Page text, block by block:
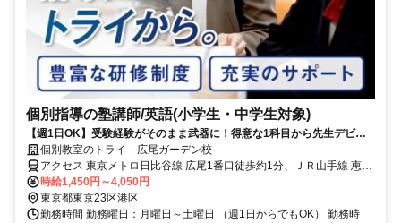
個別指導の塾講師/英語(小学生・中学生対象)
【週1日OK】受験経験がそのまま武器に！得意な1科目から先生デビュ
ー 個別教室のトライ 広尾ガーデン校
アクセス 東京メトロ日比谷線 広尾1番口徒歩約1分、ＪＲ山手線 恵比
寿（東京都）東口徒歩約20分、ＪＲ埼京線/りんかい線 恵比寿（東京
都）東口徒歩約20分
時給1,450円～4,050円
東京都東京23区港区
勤務時間 勤務曜日：月曜日～土曜日 （週1日からでもOK） 勤務時